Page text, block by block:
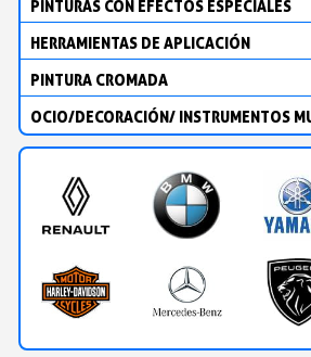
PINTURAS CON EFECTOS ESPECIALES
HERRAMIENTAS DE APLICACIÓN
PINTURA CROMADA
OCIO/DECORACIÓN/ INSTRUMENTOS